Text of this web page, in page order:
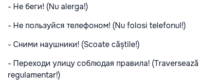
- ️Не беги! (Nu alerga!)
- ️Не пользуйся телефоном! (Nu folosi telefonul!)
- ️Сними наушники! (Scoate căștile!)
- ️Переходи улицу соблюдая правила! (Traversează
regulamentar!)